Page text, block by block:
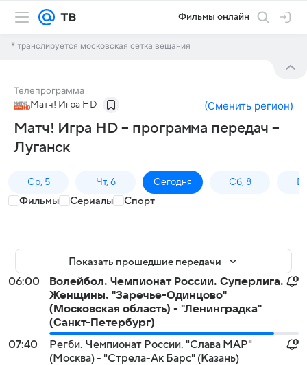
Фильмы онлайн
* транслируется московская сетка вещания
Телепрограмма
Матч! Игра HD (Сменить регион)
Матч! Игра HD – программа передач –
Луганск
Ср, 5 Чт, 6 Сегодня Сб, 8
Фильмы Сериалы Спорт
Показать прошедшие передачи
06:00
Волейбол. Чемпионат России. Суперлига.
Женщины. "Заречье-Одинцово"
(Московская область) - "Ленинградка"
(Санкт-Петербург)
07:40
Регби. Чемпионат России. "Слава МАР"
(Москва) - "Стрела-Ак Барс" (Казань)